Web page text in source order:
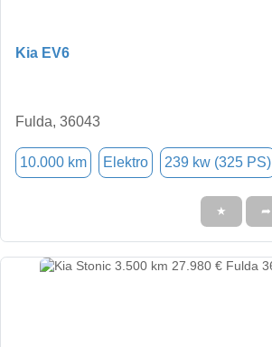
Kia EV6
Fulda, 36043
10.000 km Elektro 239 kw (325 PS)
★ ➦